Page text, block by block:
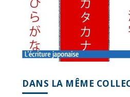
DANS LA MÊME